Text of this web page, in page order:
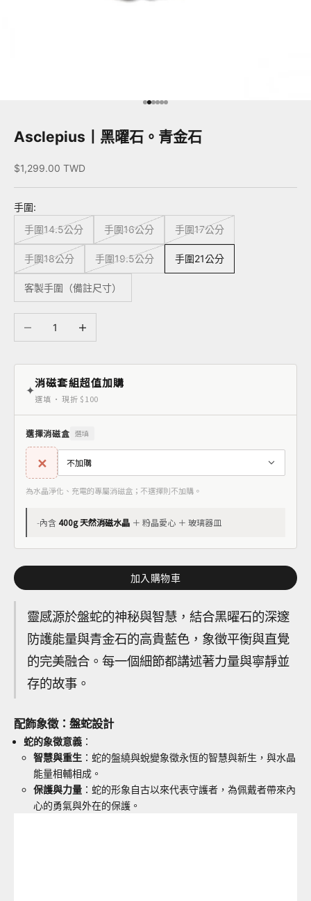
前往第 1 項
前往第 2 項
前往第 3 項
前往第 4 項
前往第 5 項
前往第 6 項
Asclepius丨黑曜石。青金石
促銷價
$1,299.00 TWD
手圍:
手圍14.5公分
手圍16公分 手圍17公分
手圍18公分 手圍19.5公分 手圍21公分
客製手圍（備註尺寸）
✦消磁套組超值加購
選填 · 現折 $100
選擇消磁盒 選填
✕
為水晶淨化、充電的專屬消磁盒；不選擇則不加購。
-內含400g 天然消磁水晶 ＋ 粉晶愛心 ＋ 玻璃器皿
加入購物車
靈感源於盤蛇的神秘與智慧，結合黑曜石的深邃
防護能量與青金石的高貴藍色，象徵平衡與直覺
的完美融合。每一個細節都講述著力量與寧靜並
存的故事。
配飾象徵：盤蛇設計
蛇的象徵意義 ：
智慧與重生 ：蛇的盤繞與蛻變象徵永恆的智慧與新生，與水晶
能量相輔相成。
保護與力量 ：蛇的形象自古以來代表守護者，為佩戴者帶來內
心的勇氣與外在的保護。